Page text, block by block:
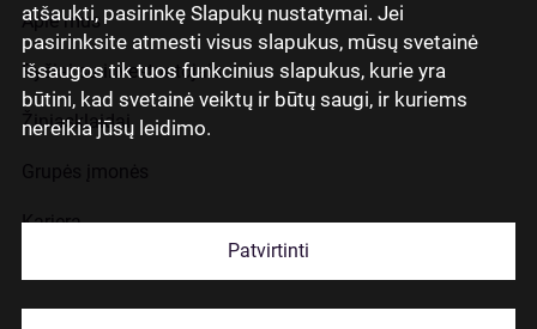
atšaukti, pasirinkę Slapukų nustatymai. Jei
pasirinksite atmesti visus slapukus, mūsų svetainė
išsaugos tik tuos funkcinius slapukus, kurie yra
būtini, kad svetainė veiktų ir būtų saugi, ir kuriems
nereikia jūsų leidimo.
Patvirtinti
Apie mus
Ryšiai su investuotojais
Žiniasklaidai
Karjera